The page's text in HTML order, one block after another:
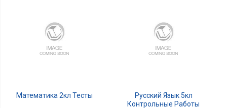
Математика 2кл Тесты
Русский Язык 5кл
Контрольные Работы